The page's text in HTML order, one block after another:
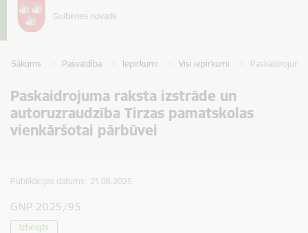
Sākums Pašvaldība Iepirkumi Visi iepirkumi
Paskaidrojuma raksta izstrāde un
autoruzraudzība Tirzas pamatskolas
vienkāršotai pārbūvei
Publikācijas datums: 21.08.2025.
GNP 2025/95
Izbeigts